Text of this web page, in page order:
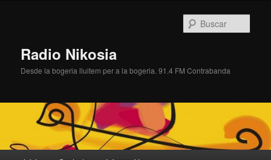
Radio Nikosia
Desde la bogeria lluitem per a la bogeria. 91.4 FM Contrabanda